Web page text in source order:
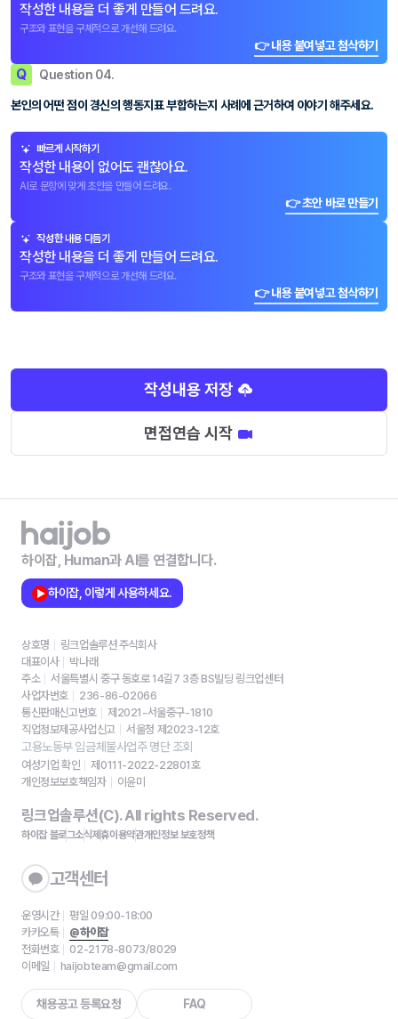
작성한 내용을 더 좋게 만들어 드려요.
구조와 표현을 구체적으로 개선해 드려요.
👉 내용 붙여넣고 첨삭하기
Q Question 04.
본인의 어떤 점이 경신의 행동지표 부합하는지 사례에 근거하여 이야기 해주세요.
빠르게 시작하기
작성한 내용이 없어도 괜찮아요.
AI로 문항에 맞게 초안을 만들어 드려요.
👉 초안 바로 만들기
작성한 내용 다듬기
작성한 내용을 더 좋게 만들어 드려요.
구조와 표현을 구체적으로 개선해 드려요.
👉 내용 붙여넣고 첨삭하기
작성내용 저장
면접연습 시작
하이잡, Human과 AI를 연결합니다.
하이잡, 이렇게 사용하세요.
상호명
링크업솔루션 주식회사
대표이사
박나래
주소
서울특별시 중구 동호로 14길7 3층 BS빌딩 링크업센터
사업자번호
236-86-02066
통신판매신고번호
제2021-서울중구-1810
직업정보제공사업신고
서울청 제2023-12호
고용노동부 임금체불사업주 명단 조회
여성기업 확인
제0111-2022-22801호
개인정보보호책임자
이윤미
링크업솔루션(C). All rights Reserved.
하이잡 블로그소식제휴이용약관개인정보 보호정책
고객센터
운영시간
평일 09:00-18:00
카카오톡
@하이잡
전화번호
02-2178-8073/8029
이메일
haijobteam@gmail.com
채용공고 등록요청 FAQ